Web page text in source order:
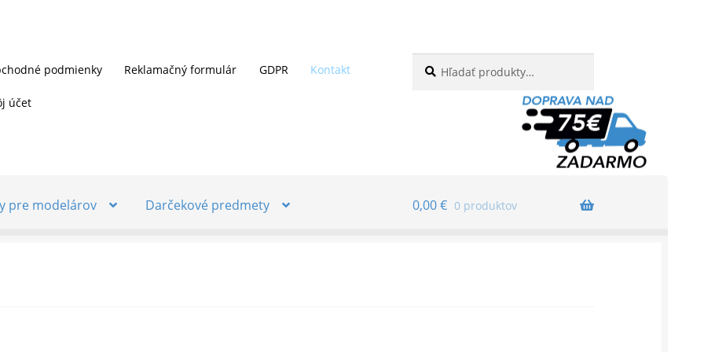
podmienky Reklamačný formulár GDPR Kontakt
účet
pre modelárov Darčekové predmety 0,00€ 0 produktov